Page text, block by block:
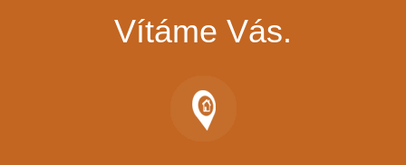
Vítáme Vás.